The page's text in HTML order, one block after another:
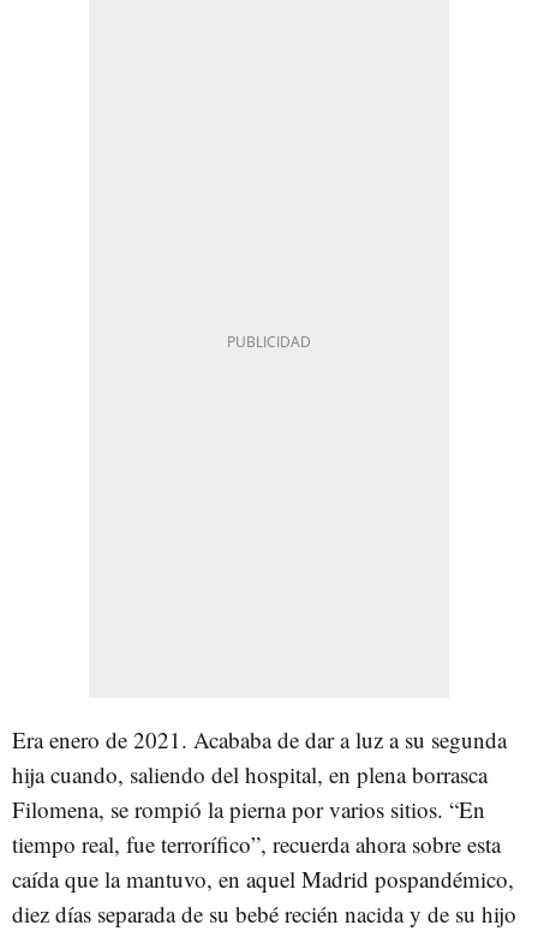
Era enero de 2021. Acababa de dar a luz a su segunda
hija cuando, saliendo del hospital, en plena borrasca
Filomena, se rompió la pierna por varios sitios. “En
tiempo real, fue terrorífico”, recuerda ahora sobre esta
caída que la mantuvo, en aquel Madrid pospandémico,
diez días separada de su bebé recién nacida y de su hijo